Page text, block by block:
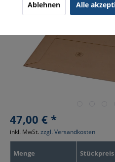
(6)4.50/
47,00 € *
Menge Stückpreis
inkl. MwSt. zzgl. Versandkosten
Ablehnen Alle